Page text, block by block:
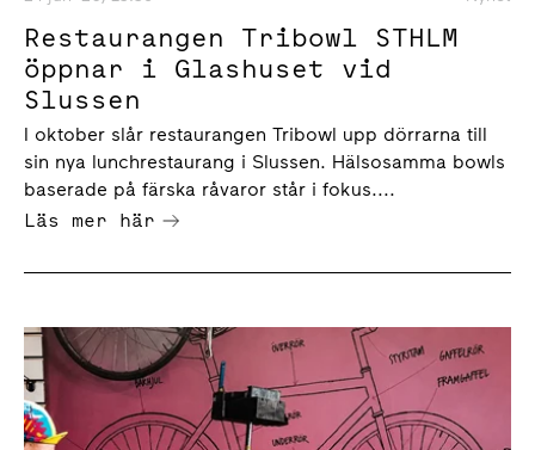
Restaurangen Tribowl STHLM
öppnar i Glashuset vid
Slussen
I oktober slår restaurangen Tribowl upp dörrarna till
sin nya lunchrestaurang i Slussen. Hälsosamma bowls
baserade på färska råvaror står i fokus....
Läs mer här